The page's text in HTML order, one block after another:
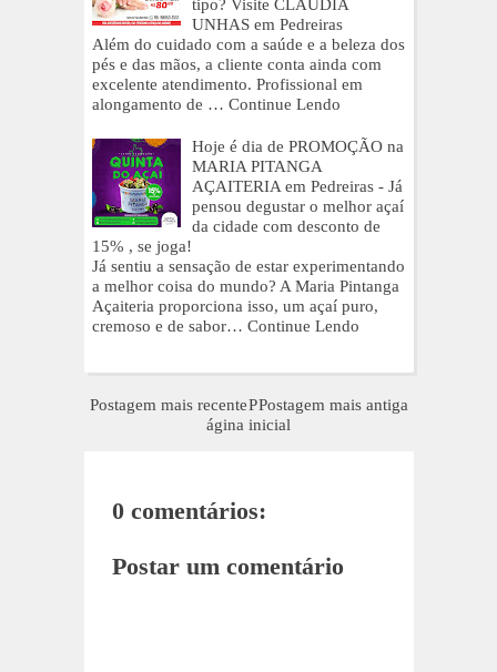
tipo? Visite CLAÚDIA
UNHAS em Pedreiras
Além do cuidado com a saúde e a beleza dos
pés e das mãos, a cliente conta ainda com
excelente atendimento. Profissional em
alongamento de … Continue Lendo
Hoje é dia de PROMOÇÃO na
MARIA PITANGA
AÇAITERIA em Pedreiras - Já
pensou degustar o melhor açaí
da cidade com desconto de
15% , se joga!
Já sentiu a sensação de estar experimentando
a melhor coisa do mundo? A Maria Pintanga
Açaiteria proporciona isso, um açaí puro,
cremoso e de sabor… Continue Lendo
Postagem mais recente Postagem mais antiga
P
ágina inicial
0 comentários:
Postar um comentário